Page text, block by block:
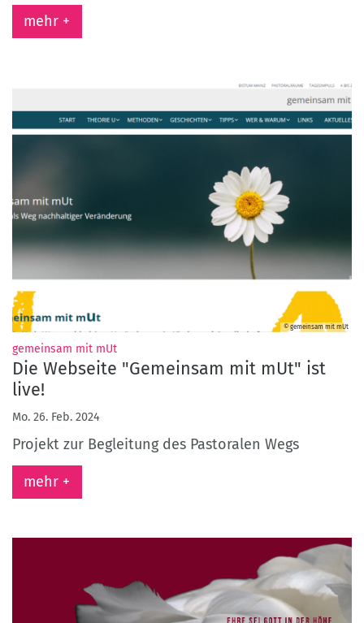
mehr +
© gemeinsam mit mUt
gemeinsam mit mUt:
Die Webseite "Gemeinsam mit mUt" ist
live!
Mo. 26. Feb. 2024
Projekt zur Begleitung des Pastoralen Wegs
mehr +